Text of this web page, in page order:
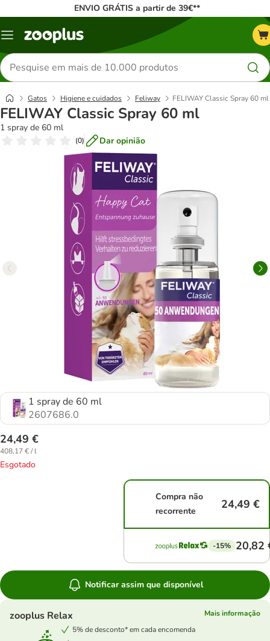
ENVIO GRÁTIS a partir de 39€**
Menu
Pesquisar
produtos
Gatos Higiene e cuidados Feliway FELIWAY Classic Spray 60 ml
FELIWAY Classic Spray 60 ml
1 spray de 60 ml
(0) Dar opinião
1 spray de 60 ml
2607686.0
24,49 €
408,17 € / l
Esgotado
Compra não
recorrente
24,49 €
-15% 20,82
Notificar assim que disponível
zooplus Relax
Mais informação
5% de desconto* em cada encomenda